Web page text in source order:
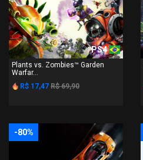
PS4
Plants vs. Zombies™ Garden
Warfar...
R$ 17,47 R$ 69,90
-80%